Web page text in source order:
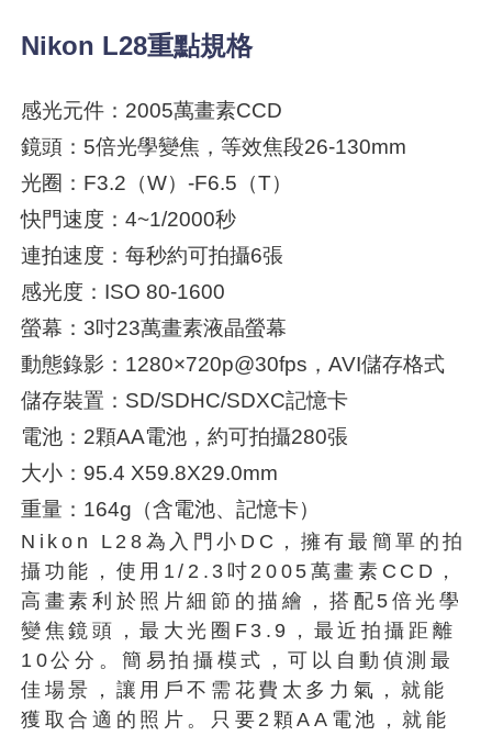
Nikon L28重點規格
感光元件：2005萬畫素CCD
鏡頭：5倍光學變焦，等效焦段26-130mm
光圈：F3.2（W）-F6.5（T）
快門速度：4~1/2000秒
連拍速度：每秒約可拍攝6張
感光度：ISO 80-1600
螢幕：3吋23萬畫素液晶螢幕
動態錄影：1280×720p@30fps，AVI儲存格式
儲存裝置：SD/SDHC/SDXC記憶卡
電池：2顆AA電池，約可拍攝280張
大小：95.4 X59.8X29.0mm
重量：164g（含電池、記憶卡）
Nikon L28為入門小DC，擁有最簡單的拍
攝功能，使用1/2.3吋2005萬畫素CCD，
高畫素利於照片細節的描繪，搭配5倍光學
變焦鏡頭，最大光圈F3.9，最近拍攝距離
10公分。簡易拍攝模式，可以自動偵測最
佳場景，讓用戶不需花費太多力氣，就能
獲取合適的照片。只要2顆AA電池，就能